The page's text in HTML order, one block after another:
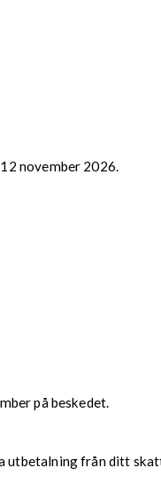
november 2026.
på beskedet.
utbetalning från ditt